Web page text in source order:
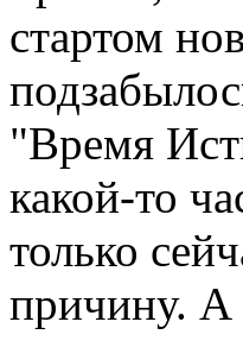
стартом
"Время
какой-то
только
причину. А